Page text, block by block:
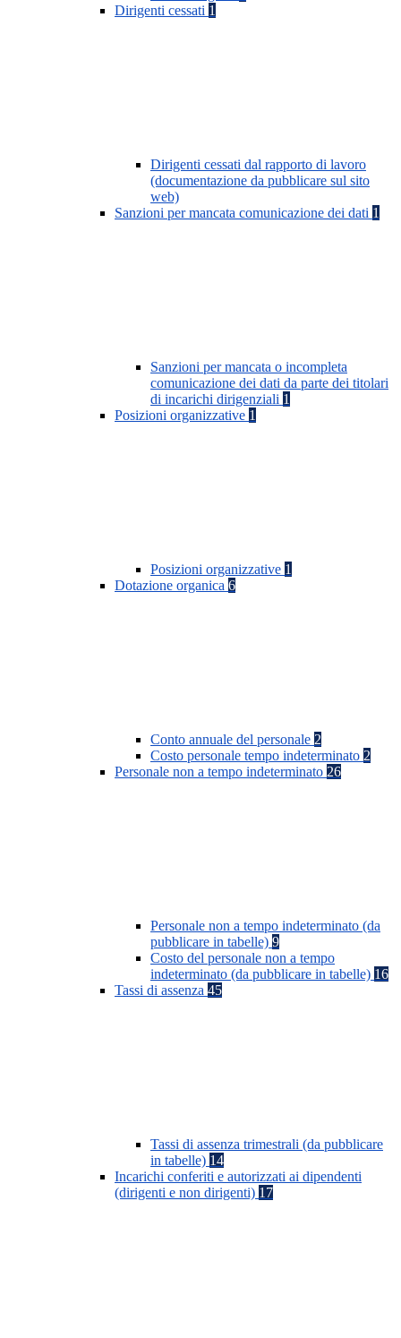
Dirigenti cessati 1
Dirigenti cessati dal rapporto di lavoro
(documentazione da pubblicare sul sito
web)
Sanzioni per mancata comunicazione dei dati 1
Sanzioni per mancata o incompleta
comunicazione dei dati da parte dei titolari
di incarichi dirigenziali 1
Posizioni organizzative 1
Posizioni organizzative 1
Dotazione organica 6
Conto annuale del personale 2
Costo personale tempo indeterminato 2
Personale non a tempo indeterminato 26
Personale non a tempo indeterminato (da
pubblicare in tabelle) 9
Costo del personale non a tempo
indeterminato (da pubblicare in tabelle) 16
Tassi di assenza 45
Tassi di assenza trimestrali (da pubblicare
in tabelle) 14
Incarichi conferiti e autorizzati ai dipendenti
(dirigenti e non dirigenti) 17